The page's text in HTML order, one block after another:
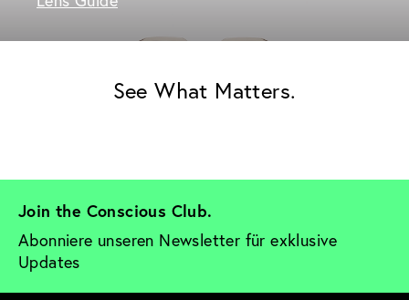
See What Matters.
Join the Conscious Club.
Abonniere unseren Newsletter für exklusive
Updates